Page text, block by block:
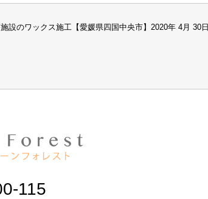
施設のワックス施工【愛媛県四国中央市】2020年 4月 30日
115